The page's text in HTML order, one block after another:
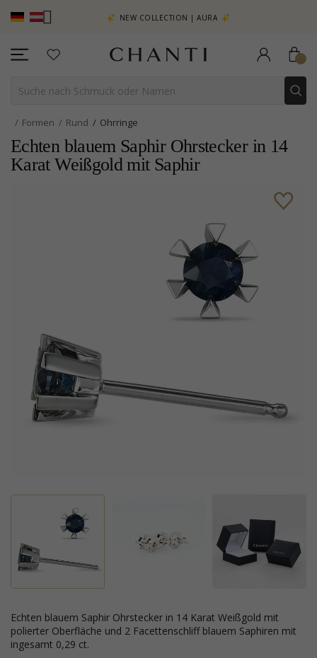
SEHEN –
NEW COLLECTION | AURA
Formen Rund Ohrringe
Echten blauem Saphir Ohrstecker in 14
Karat Weißgold mit Saphir
echten blauem Saphir Ohrstecker in 14 Karat Weißgold mit
polierter Oberfläche und 2 Facettenschliff blauem Saphiren mit
ingesamt 0,29 ct.